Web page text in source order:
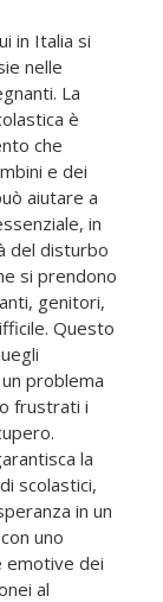
in Italia si
nelle
La
è
che
e dei
aiutare a
in
del disturbo
si prendono
genitori,
Questo
problema
frustrati i
la
scolastici,
in un
uno
emotive dei
al